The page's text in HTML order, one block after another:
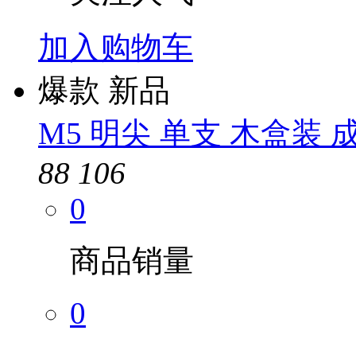
加入购物车
爆款 新品
M5 明尖 单支 木盒装
88 106
0
商品销量
0